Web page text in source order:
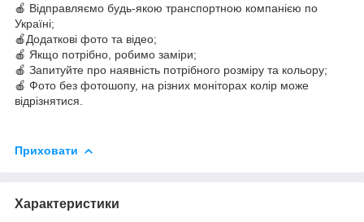
🍎 Відправляємо будь-якою транспортною компанією по
Україні;
🍎Додаткові фото та відео;
🍎 Якщо потрібно, робимо заміри;
🍎 Запитуйте про наявність потрібного розміру та кольору;
🍎 Фото без фотошопу, на різних моніторах колір може
відрізнятися.
Приховати
Характеристики